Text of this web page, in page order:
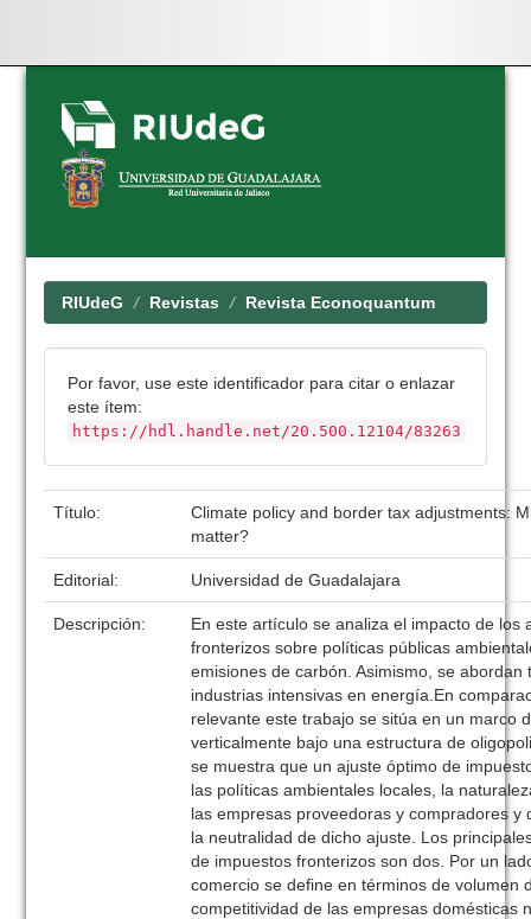
Skip
navigation
RIUdeG Revistas Revista Econoquantum
Por favor, use este identificador para citar o enlazar
este ítem:
https://hdl.handle.net/20.500.12104/83263
Título:
Climate policy and border tax adjustments:
matter?
Editorial: Universidad de Guadalajara
Descripción:
En este artículo se analiza el impacto de los
fronterizos sobre políticas públicas
emisiones de carbón. Asimismo, se
industrias intensivas en energía.En
relevante este trabajo se sitúa en un marco
verticalmente bajo una estructura de
se muestra que un ajuste óptimo de
las políticas ambientales locales, la
las empresas proveedoras y compradores y
la neutralidad de dicho ajuste. Los
de impuestos fronterizos son dos. Por un
comercio se define en términos de volumen
competitividad de las empresas domésticas